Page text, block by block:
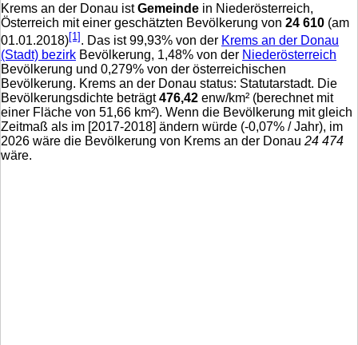
Krems an der Donau istGemeinde in Niederösterreich,
Österreich mit einer geschätzten Bevölkerung von 24 610 (am
01.01.2018)[1] . Das ist99,93% von der Krems an der Donau
(Stadt) bezirk Bevölkerung, 1,48% von der Niederösterreich
Bevölkerung und 0,279% von der österreichischen
Bevölkerung. Krems an der Donau status: Statutarstadt. Die
Bevölkerungsdichte beträgt476,42 enw/km² (berechnet mit
einer Fläche von 51,66 km²). Wenn die Bevölkerung mit gleich
Zeitmaß als im [2017-2018] ändern würde (-0,07% / Jahr), im
2026 wäre die Bevölkerung von Krems an der Donau 24 474
wäre.